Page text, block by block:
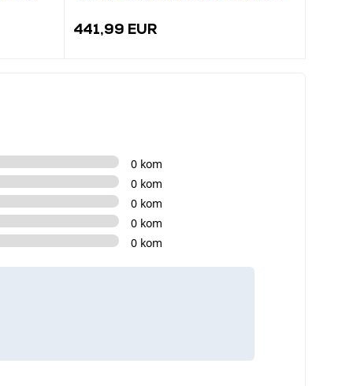
441,99 EUR
0 kom
0 kom
0 kom
0 kom
0 kom